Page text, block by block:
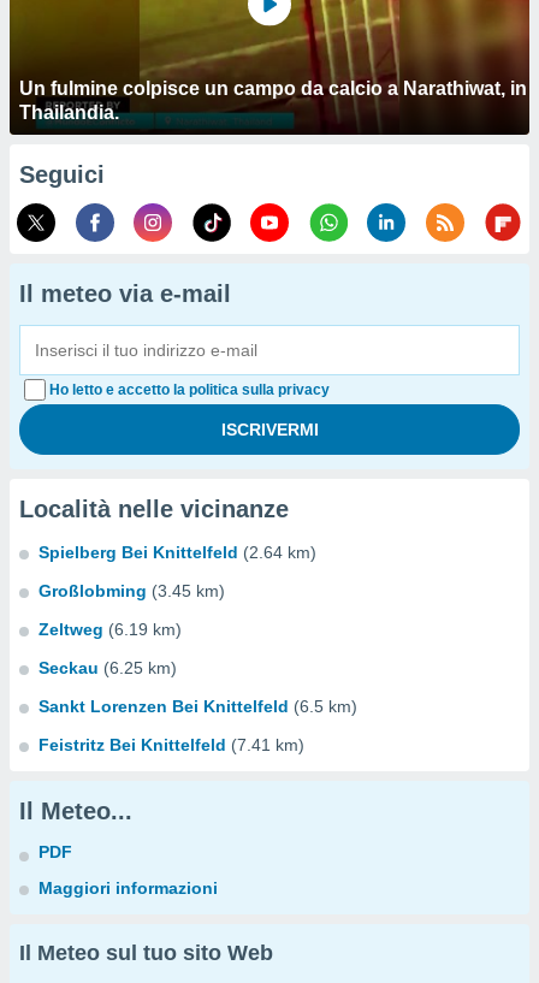
Un fulmine colpisce un campo da calcio a Narathiwat, in
Thailandia.
Seguici
Il meteo via e-mail
Ho letto e accetto la politica sulla privacy
Località nelle vicinanze
Spielberg Bei Knittelfeld (2.64 km)
Großlobming (3.45 km)
Zeltweg (6.19 km)
Seckau (6.25 km)
Sankt Lorenzen Bei Knittelfeld (6.5 km)
Feistritz Bei Knittelfeld (7.41 km)
Il Meteo...
PDF
Maggiori informazioni
Il Meteo sul tuo sito Web